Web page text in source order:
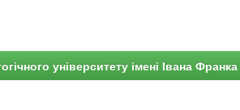
університету імені Івана Франка